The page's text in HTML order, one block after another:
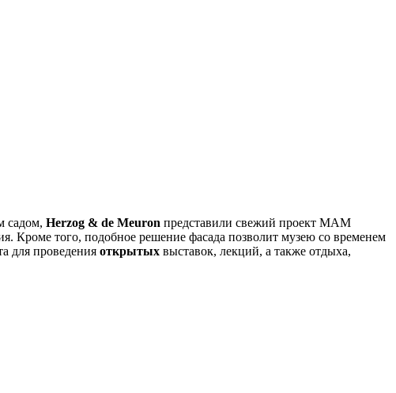
садом, Herzog & de Meuron представили свежий проект MAM
Кроме того, подобное решение фасада позволит музею со временем
для проведения открытых выставок, лекций, а также отдыха,